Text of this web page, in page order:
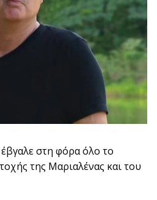
στη φόρα όλο το
της Μαριαλένας και του